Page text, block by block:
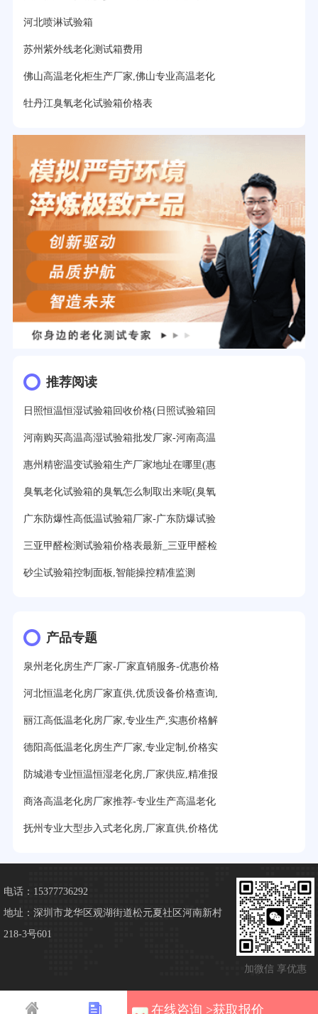
河北喷淋试验箱
苏州紫外线老化测试箱费用
佛山高温老化柜生产厂家,佛山专业高温老化
牡丹江臭氧老化试验箱价格表
推荐阅读
日照恒温恒湿试验箱回收价格(日照试验箱回
河南购买高温高湿试验箱批发厂家-河南高温
惠州精密温变试验箱生产厂家地址在哪里(惠
臭氧老化试验箱的臭氧怎么制取出来呢(臭氧
广东防爆性高低温试验箱厂家-广东防爆试验
三亚甲醛检测试验箱价格表最新_三亚甲醛检
砂尘试验箱控制面板,智能操控精准监测
产品专题
泉州老化房生产厂家-厂家直销服务-优惠价格
河北恒温老化房厂家直供,优质设备价格查询,
丽江高低温老化房厂家,专业生产,实惠价格解
德阳高低温老化房生产厂家,专业定制,价格实
防城港专业恒温恒湿老化房,厂家供应,精准报
商洛高温老化房厂家推荐-专业生产高温老化
抚州专业大型步入式老化房,厂家直供,价格优
加微信 享优惠
电话：15377736292
地址：深圳市龙华区观湖街道松元夏社区河南新村
218-3号601
在线咨询 >获取报价